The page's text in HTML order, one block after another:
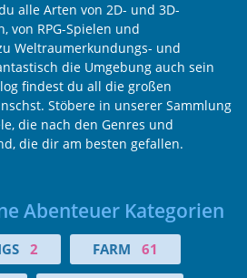
alle Arten von 2D- und 3D-
von RPG-Spielen und
Weltraumerkundungs- und
die Umgebung auch sein
findest du all die großen
Stöbere in unserer Sammlung
die nach den Genres und
die dir am besten gefallen.
Abenteuer Kategorien
2 FARM 61